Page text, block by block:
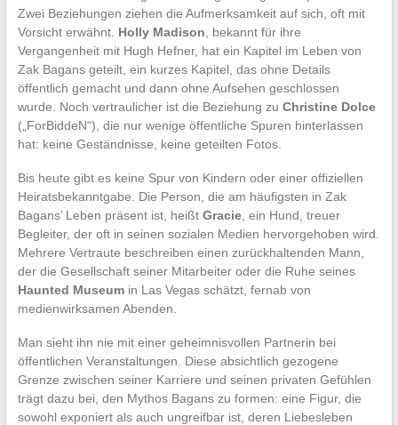
Zwei Beziehungen ziehen die Aufmerksamkeit auf sich, oft mit
Vorsicht erwähnt. Holly Madison , bekannt für ihre
Vergangenheit mit Hugh Hefner, hat ein Kapitel im Leben von
Zak Bagans geteilt, ein kurzes Kapitel, das ohne Details
öffentlich gemacht und dann ohne Aufsehen geschlossen
wurde. Noch vertraulicher ist die Beziehung zu Christine Dolce
(„ForBiddeN“), die nur wenige öffentliche Spuren hinterlassen
hat: keine Geständnisse, keine geteilten Fotos.
Bis heute gibt es keine Spur von Kindern oder einer offiziellen
Heiratsbekanntgabe. Die Person, die am häufigsten in Zak
Bagans’ Leben präsent ist, heißt Gracie, ein Hund, treuer
Begleiter, der oft in seinen sozialen Medien hervorgehoben wird.
Mehrere Vertraute beschreiben einen zurückhaltenden Mann,
der die Gesellschaft seiner Mitarbeiter oder die Ruhe seines
Haunted Museumin Las Vegas schätzt, fernab von
medienwirksamen Abenden.
Man sieht ihn nie mit einer geheimnisvollen Partnerin bei
öffentlichen Veranstaltungen. Diese absichtlich gezogene
Grenze zwischen seiner Karriere und seinen privaten Gefühlen
trägt dazu bei, den Mythos Bagans zu formen: eine Figur, die
sowohl exponiert als auch ungreifbar ist, deren Liebesleben